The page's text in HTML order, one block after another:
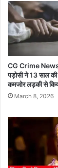
CG Crime
पड़ोसी ने 13 साल
कमजोर लड़की से
March 8, 2026